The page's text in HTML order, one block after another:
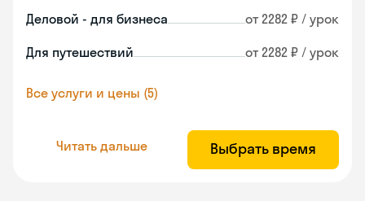
Деловой - для бизнеса от 2282 ₽ / урок
Для путешествий от 2282 ₽ / урок
Все услуги и цены (5)
Читать дальше Выбрать время